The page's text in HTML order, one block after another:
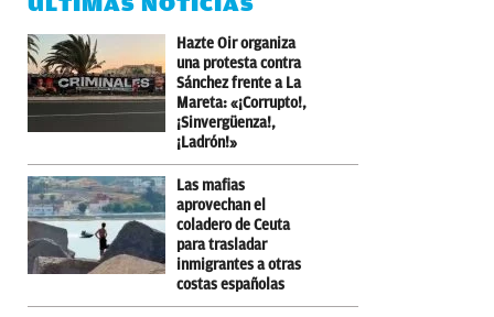
Hazte Oir organiza
una protesta contra
Sánchez frente a La
Mareta: «¡Corrupto!,
¡Sinvergüenza!,
¡Ladrón!»
Las mafias
aprovechan el
coladero de Ceuta
para trasladar
inmigrantes a otras
costas españolas